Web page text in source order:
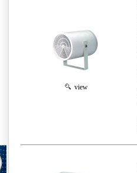
view